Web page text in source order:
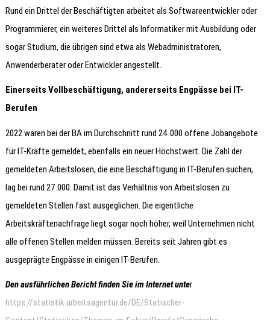
Rund ein Drittel der Beschäftigten arbeitet als Softwareentwickler oder
Programmierer, ein weiteres Drittel als Informatiker mit Ausbildung oder
sogar Studium, die übrigen sind etwa als Webadministratoren,
Anwenderberater oder Entwickler angestellt.
Einerseits Vollbeschäftigung, andererseits Engpässe bei IT-
Berufen
2022 waren bei der BA im Durchschnitt rund 24.000 offene Jobangebote
für IT-Kräfte gemeldet, ebenfalls ein neuer Höchstwert. Die Zahl der
gemeldeten Arbeitslosen, die eine Beschäftigung in IT-Berufen suchen,
lag bei rund 27.000. Damit ist das Verhältnis von Arbeitslosen zu
gemeldeten Stellen fast ausgeglichen. Die eigentliche
Arbeitskräftenachfrage liegt sogar noch höher, weil Unternehmen nicht
alle offenen Stellen melden müssen. Bereits seit Jahren gibt es
ausgeprägte Engpässe in einigen IT-Berufen.
Den ausführlichen Bericht finden Sie im Internet unter
https://statistik.arbeitsagentur.de/DE/Statischer-